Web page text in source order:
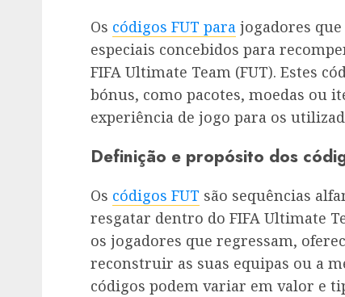
Os códigos FUT para jogadores
especiais concebidos para
FIFA Ultimate Team (FUT). Estes
bónus, como pacotes, moedas ou
experiência de jogo para os
Definição e propósito dos
Os códigos FUT são sequências
resgatar dentro do FIFA Ultimate
os jogadores que regressam,
reconstruir as suas equipas ou a
códigos podem variar em valor e